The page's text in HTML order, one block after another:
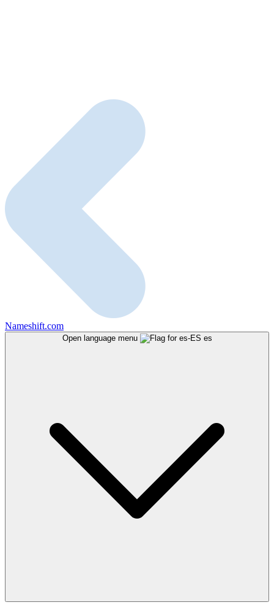
Nameshift.com
Open language menu es